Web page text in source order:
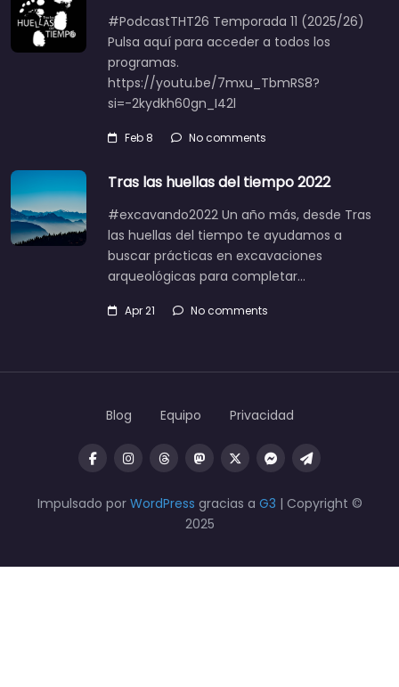
#PodcastTHT26 Temporada 11 (2025/26)
Pulsa aquí para acceder a todos los
programas.
https://youtu.be/7mxu_TbmRS8?
si=-2kydkh60gn_I42l
Feb 8 No comments
Tras las huellas del tiempo 2022
#excavando2022 Un año más, desde Tras
las huellas del tiempo te ayudamos a
buscar prácticas en excavaciones
arqueológicas para completar…
Apr 21 No comments
Blog Equipo Privacidad
Impulsado por WordPress gracias a G3 | Copyright ©
2025